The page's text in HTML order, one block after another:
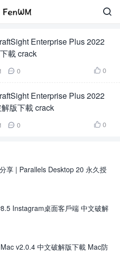

2022
Enterprise Plus 2022
載 crack
 0  0
Enterprise Plus 2022
版下載 crack
 0  0
享 | Parallels Desktop 20 永久授
Instagram桌面客戶端 中文破解
v2.0.4 中文破解版下載 Mac防